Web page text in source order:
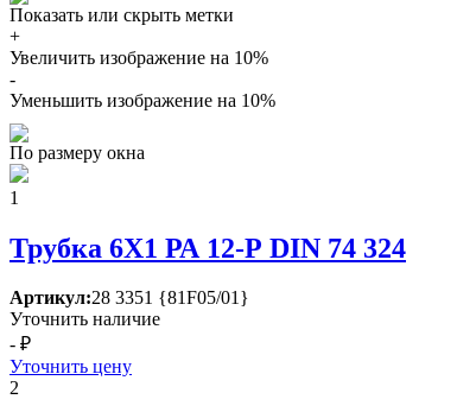
Показать или скрыть метки
+
Увеличить изображение на 10%
-
Уменьшить изображение на 10%
По размеру окна
1
Трубка 6Х1 РА 12-Р DIN 74 324
Артикул:28 3351 {81F05/01}
Уточнить наличие
- ₽
Уточнить цену
2